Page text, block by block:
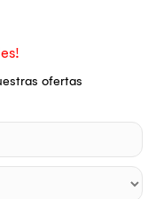
ofertas